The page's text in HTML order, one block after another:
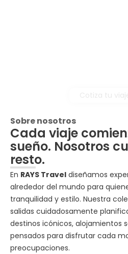
Sobre nosotros
Cada viaje
sueño. Nosotros
resto.
En RAYS Travel diseñamos
alrededor del mundo para
tranquilidad y estilo. Nuestra
salidas cuidadosamente
destinos icónicos, alojamientos
pensados para disfrutar cada
preocupaciones.